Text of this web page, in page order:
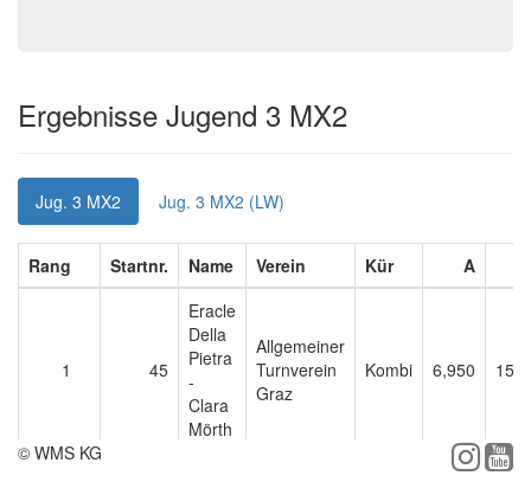
Ergebnisse Jugend 3 MX2
Jug. 3 MX2 Jug. 3 MX2 (LW)
Rang Startnr. Name Verein Kür A
1 45
Eracle
Della
Pietra
-
Clara
Mörth
Allgemeiner
Turnverein
Graz
Kombi 6,950
© WMS KG